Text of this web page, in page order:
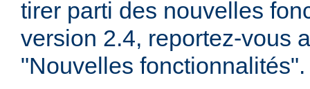
tirer parti des nouvelles
version 2.4, reportez-vous
"Nouvelles fonctionnalités".